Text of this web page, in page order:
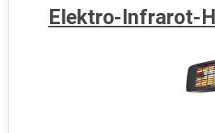
Elektro-Infrarot-